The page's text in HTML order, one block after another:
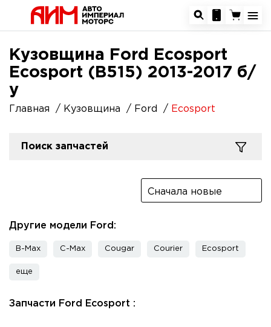
Кузовщина Ford Ecosport
Ecosport (B515) 2013-2017 б/
у
Главная Кузовщина Ford Ecosport
Поиск запчастей
Сначала новые
Другие модели Ford:
B-Max C-Max Cougar Courier Ecosport
еще
Запчасти Ford Ecosport :